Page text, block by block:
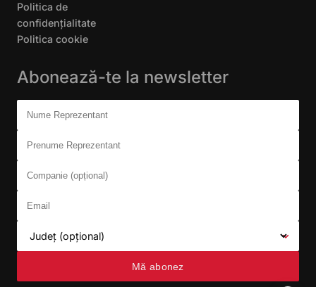
Politica de
confidențialitate
Politica cookie
Abonează-te la newsletter
Don't fill this out:
Nume Reprezentant
Prenume Reprezentant
Companie (opțional)
Email
Județ (opțional)
Mă abonez